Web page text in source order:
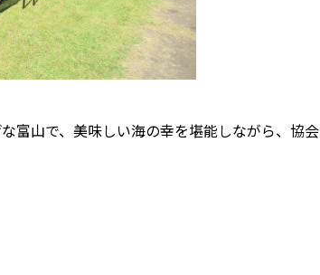
富山で、美味しい海の幸を堪能しながら、協会